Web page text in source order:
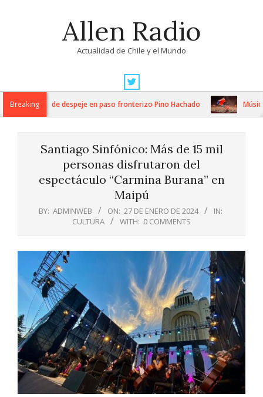
Allen Radio
Actualidad de Chile y el Mundo
Navigation
MenuBreaking
trabajos de despeje en paso fronterizo Pino Hachado Música:
Santiago Sinfónico: Más de 15 mil
personas disfrutaron del
espectáculo “Carmina Burana” en
Maipú
BY: ADMINWEB ON: 27 DE ENERO DE 2024
IN:
CULTURA
WITH: 0 COMMENTS